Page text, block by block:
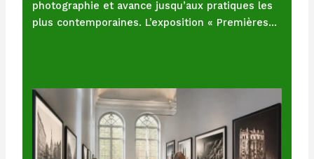
photographie et avance jusqu’aux pratiques les
plus contemporaines. L’exposition « Premières…